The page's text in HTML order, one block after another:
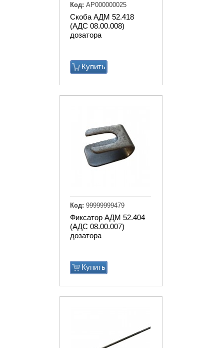
Скоба АДМ 52.418
(АДС 08.00.008)
дозатора
Купить
Код: АР000000025
Фиксатор АДМ 52.404
(АДС 08.00.007)
дозатора
Купить
Код: 99999999479